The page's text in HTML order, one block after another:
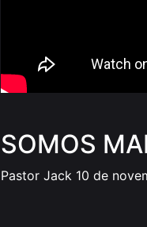
SOMOS
Pastor Jack 10 de